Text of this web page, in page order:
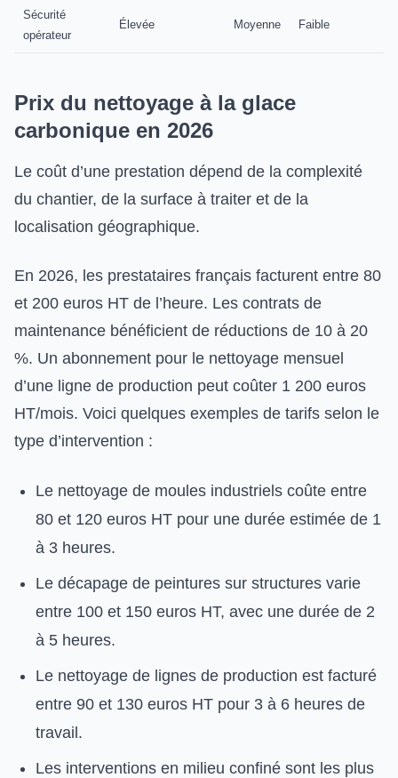
Sécurité
opérateur
Élevée Moyenne Faible
Prix du nettoyage à la glace
carbonique en 2026
Le coût d’une prestation dépend de la complexité
du chantier, de la surface à traiter et de la
localisation géographique.
En 2026, les prestataires français facturent entre 80
et 200 euros HT de l’heure. Les contrats de
maintenance bénéficient de réductions de 10 à 20
%. Un abonnement pour le nettoyage mensuel
d’une ligne de production peut coûter 1 200 euros
HT/mois. Voici quelques exemples de tarifs selon le
type d’intervention :
Le nettoyage de moules industriels coûte entre
80 et 120 euros HT pour une durée estimée de 1
à 3 heures.
Le décapage de peintures sur structures varie
entre 100 et 150 euros HT, avec une durée de 2
à 5 heures.
Le nettoyage de lignes de production est facturé
entre 90 et 130 euros HT pour 3 à 6 heures de
travail.
Les interventions en milieu confiné sont les plus